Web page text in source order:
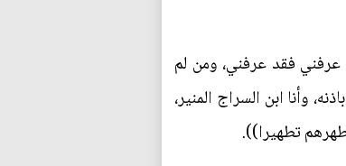
عرفني فقد عرفني، ومن لم
وأنا ابن السراج المنير،
تطهيرا)).